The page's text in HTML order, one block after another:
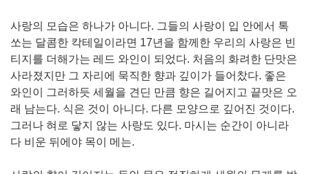
사랑의 모습은 하나가 아니다. 그들의 사랑이 입 안에서 톡
쏘는 달콤한 칵테일이라면 17년을 함께한 우리의 사랑은 빈
티지를 더해가는 레드 와인이 되었다. 처음의 화려한 단맛은
사라졌지만 그 자리에 묵직한 향과 깊이가 들어찼다. 좋은
와인이 그러하듯 세월을 견딘 만큼 향은 길어지고 끝맛은 오
래 남는다. 식은 것이 아니다. 다른 모양으로 깊어진 것이다.
그러나 혀로 닿지 않는 사랑도 있다. 마시는 순간이 아니라
다 비운 뒤에야 목이 메는.